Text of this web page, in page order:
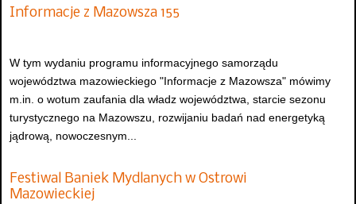
Informacje z Mazowsza 155
W tym wydaniu programu informacyjnego samorządu
województwa mazowieckiego "Informacje z Mazowsza" mówimy
m.in. o wotum zaufania dla władz województwa, starcie sezonu
turystycznego na Mazowszu, rozwijaniu badań nad energetyką
jądrową, nowoczesnym...
Festiwal Baniek Mydlanych w Ostrowi
Mazowieckiej